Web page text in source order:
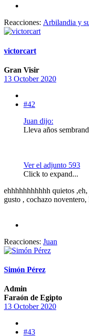
Reacciones: Arbilandia y
victorcart
Gran Visir
13 October 2020
#42
Juan dijo:
Lleva años
Ver el adjunto 593
Click to expand...
ehhhhhhhhhhh quietos
gusto , cochazo
Reacciones: Juan
Simón Pérez
Admin
Faraón de Egipto
13 October 2020
#43